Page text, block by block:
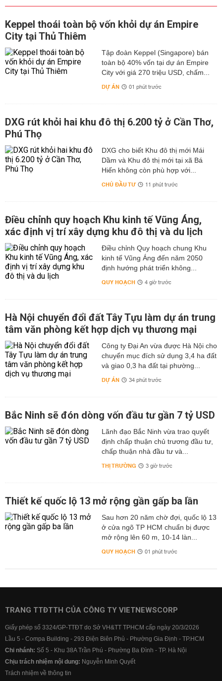
Keppel thoái toàn bộ vốn khỏi dự án Empire
City tại Thủ Thiêm
Tập đoàn Keppel (Singapore) bán
toàn bộ 40% vốn tại dự án Empire
City với giá 270 triệu USD, chấm...
DỰ ÁN 01 phút trước
DXG rút khỏi hai khu đô thị 6.200 tỷ ở Cần Thơ,
Phú Thọ
DXG cho biết Khu đô thị mới Mái
Dầm và Khu đô thị mới tại xã Bá
Hiến không còn phù hợp với...
CHỦ ĐẦU TƯ 11 phút trước
Điều chỉnh quy hoạch Khu kinh tế Vũng Áng,
xác định vị trí xây dựng khu đô thị và du lịch
Điều chỉnh Quy hoạch chung Khu
kinh tế Vũng Áng đến năm 2050
định hướng phát triển không...
QUY HOẠCH 4 giờ trước
Hà Nội chuyển đổi đất Tây Tựu làm dự án trung
tâm văn phòng kết hợp dịch vụ thương mại
Công ty Đại An vừa được Hà Nội cho
chuyển mục đích sử dụng 3,4 ha đất
và giao 0,3 ha đất tại phường...
DỰ ÁN 34 phút trước
Bắc Ninh sẽ đón dòng vốn đầu tư gần 7 tỷ USD
Lãnh đạo Bắc Ninh vừa trao quyết
định chấp thuận chủ trương đầu tư,
chấp thuận nhà đầu tư và...
THỊ TRƯỜNG 3 giờ trước
Thiết kế quốc lộ 13 mở rộng gần gấp ba lần
Sau hơn 20 năm chờ đợi, quốc lộ 13
ở cửa ngõ TP HCM chuẩn bị được
mở rộng lên 60 m, 10-14 làn...
QUY HOẠCH 01 phút trước
TRANG TTĐTTH CỦA CÔNG TY VIETNEWSCORP
Giấy phép số 3324/GP-TTĐT do Sở VH&TT TPHCM cấp ngày 20/3/2026
Lầu 5 - Compa Building - 293 Điện Biên Phủ - Phường Gia Định - TP.HCM
Chi nhánh: Số 5 - Khu 38A Trần Phú - Phường Ba Đình - TP. Hà Nội
Chịu trách nhiệm nội dung: Nguyễn Minh Quyết
Trách nhiệm về thông tin